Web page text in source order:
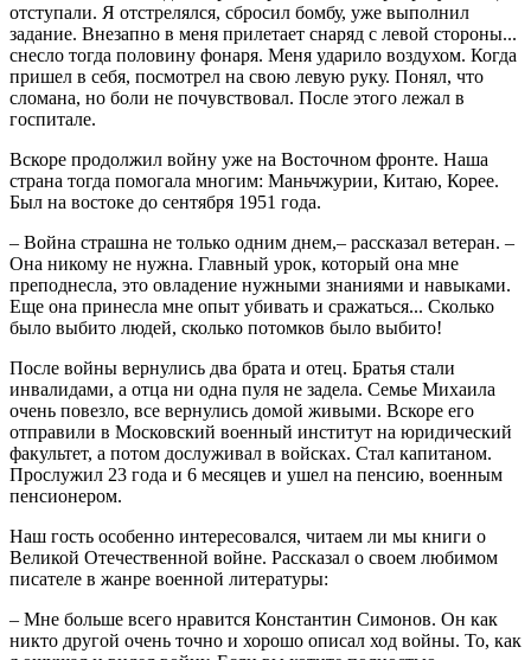
отступали. Я отстрелялся, сбросил бомбу, уже выполнил
задание. Внезапно в меня прилетает снаряд с левой стороны...
снесло тогда половину фонаря. Меня ударило воздухом. Когда
пришел в себя, посмотрел на свою левую руку. Понял, что
сломана, но боли не почувствовал. После этого лежал в
госпитале.
Вскоре продолжил войну уже на Восточном фронте. Наша
страна тогда помогала многим: Маньчжурии, Китаю, Корее.
Был на востоке до сентября 1951 года.
– Война страшна не только одним днем,– рассказал ветеран. –
Она никому не нужна. Главный урок, который она мне
преподнесла, это овладение нужными знаниями и навыками.
Еще она принесла мне опыт убивать и сражаться... Сколько
было выбито людей, сколько потомков было выбито!
После войны вернулись два брата и отец. Братья стали
инвалидами, а отца ни одна пуля не задела. Семье Михаила
очень повезло, все вернулись домой живыми. Вскоре его
отправили в Московский военный институт на юридический
факультет, а потом дослуживал в войсках. Стал капитаном.
Прослужил 23 года и 6 месяцев и ушел на пенсию, военным
пенсионером.
Наш гость особенно интересовался, читаем ли мы книги о
Великой Отечественной войне. Рассказал о своем любимом
писателе в жанре военной литературы:
– Мне больше всего нравится Константин Симонов. Он как
никто другой очень точно и хорошо описал ход войны. То, как